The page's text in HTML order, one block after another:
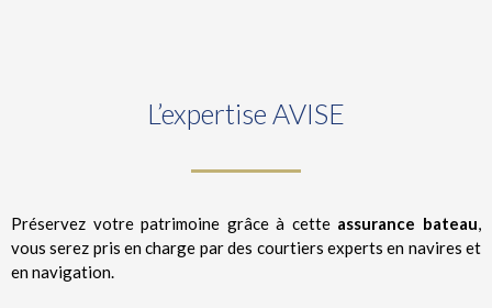
L’expertise AVISE
Préservez votre patrimoine grâce à cette assurance bateau,
vous serez pris en charge par des courtiers experts en navires et
en navigation.